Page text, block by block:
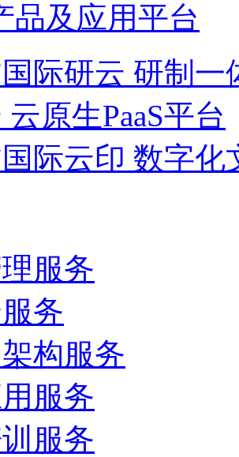
品及应用平台
际研云 研制
原生PaaS平台
际云印 数字化
服务
务
构服务
服务
服务